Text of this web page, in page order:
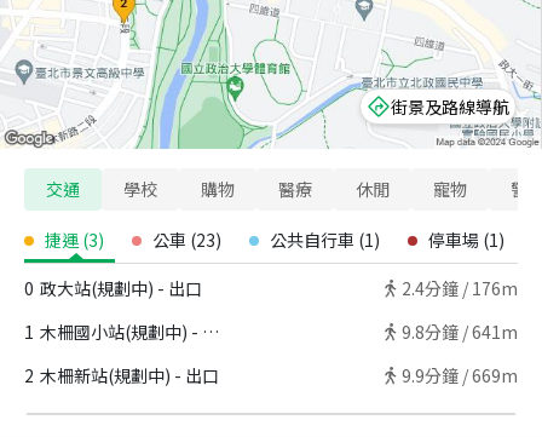
街景及路線導航
交通 學校 購物 醫療 休閒 寵物 警
捷運 (3) 公車 (23) 公共自行車 (1) 停車場 (1)
0 政大站(規劃中) - 出口 2.4分鐘 / 176m
1 木柵國小站(規劃中) - 出口 9.8分鐘 /641m
2 木柵新站(規劃中) - 出口 9.9分鐘 /669m